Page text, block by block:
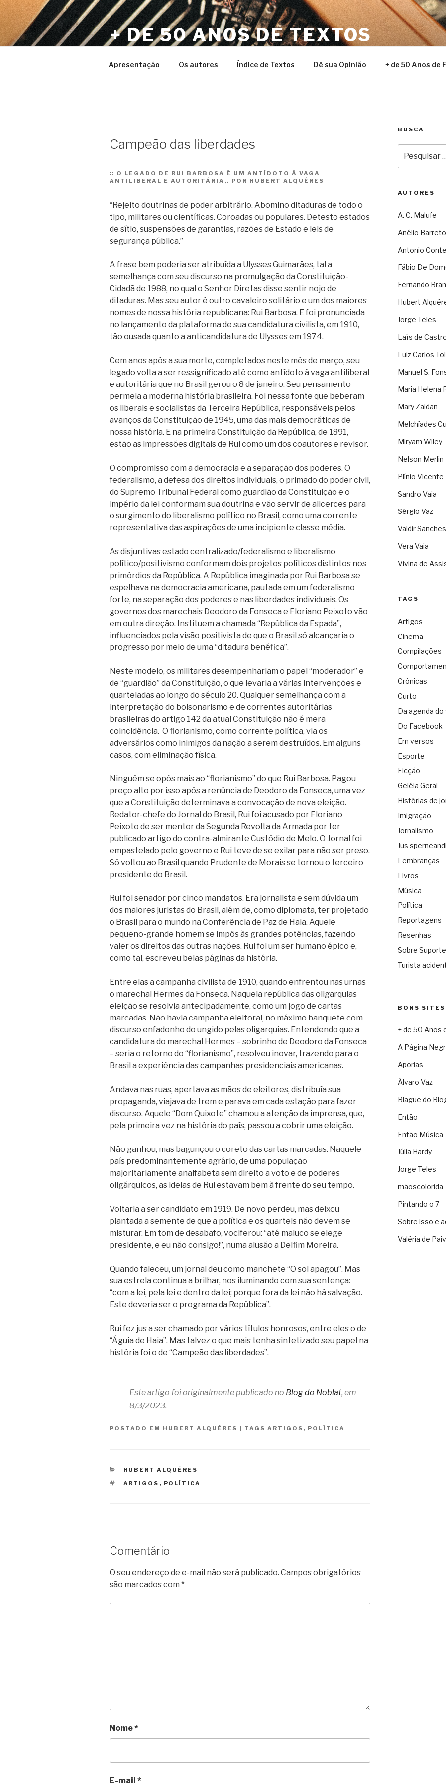
Pular
para
o
conteúdo
+ DE 50 ANOS DE TEXTOS
Apresentação Os autores Índice de Textos Dê sua Opinião + de 50 Anos de
Campeão das liberdades
:: O LEGADO DE RUI BARBOSA É UM ANTÍDOTO À VAGA
ANTILIBERAL E AUTORITÁRIA,. POR HUBERT ALQUÉRES
“Rejeito doutrinas de poder arbitrário. Abomino ditaduras de todo o
tipo, militares ou científicas. Coroadas ou populares. Detesto estados
de sítio, suspensões de garantias, razões de Estado e leis de
segurança pública.”
A frase bem poderia ser atribuída a Ulysses Guimarães, tal a
semelhança com seu discurso na promulgação da Constituição-
Cidadã de 1988, no qual o Senhor Diretas disse sentir nojo de
ditaduras. Mas seu autor é outro cavaleiro solitário e um dos maiores
nomes de nossa história republicana: Rui Barbosa. E foi pronunciada
no lançamento da plataforma de sua candidatura civilista, em 1910,
tão ousada quanto a anticandidatura de Ulysses em 1974.
Cem anos após a sua morte, completados neste mês de março, seu
legado volta a ser ressignificado até como antídoto à vaga antiliberal
e autoritária que no Brasil gerou o 8 de janeiro. Seu pensamento
permeia a moderna história brasileira. Foi nessa fonte que beberam
os liberais e socialistas da Terceira República, responsáveis pelos
avanços da Constituição de 1945, uma das mais democráticas de
nossa história. E na primeira Constituição da República, de 1891,
estão as impressões digitais de Rui como um dos coautores e revisor.
O compromisso com a democracia e a separação dos poderes. O
federalismo, a defesa dos direitos individuais, o primado do poder civil,
do Supremo Tribunal Federal como guardião da Constituição e o
império da lei conformam sua doutrina e vão servir de alicerces para
o surgimento do liberalismo político no Brasil, como uma corrente
representativa das aspirações de uma incipiente classe média.
As disjuntivas estado centralizado/federalismo e liberalismo
político/positivismo conformam dois projetos políticos distintos nos
primórdios da República. A República imaginada por Rui Barbosa se
espelhava na democracia americana, pautada em um federalismo
forte, na separação dos poderes e nas liberdades individuais. Os
governos dos marechais Deodoro da Fonseca e Floriano Peixoto vão
em outra direção. Instituem a chamada “República da Espada”,
influenciados pela visão positivista de que o Brasil só alcançaria o
progresso por meio de uma “ditadura benéfica”.
Neste modelo, os militares desempenhariam o papel “moderador” e
de “guardião” da Constituição, o que levaria a várias intervenções e
quarteladas ao longo do século 20. Qualquer semelhança com a
interpretação do bolsonarismo e de correntes autoritárias
brasileiras do artigo 142 da atual Constituição não é mera
coincidência. O florianismo, como corrente política, via os
adversários como inimigos da nação a serem destruídos. Em alguns
casos, com eliminação física.
Ninguém se opôs mais ao “florianismo” do que Rui Barbosa. Pagou
preço alto por isso após a renúncia de Deodoro da Fonseca, uma vez
que a Constituição determinava a convocação de nova eleição.
Redator-chefe do Jornal do Brasil, Rui foi acusado por Floriano
Peixoto de ser mentor da Segunda Revolta da Armada por ter
publicado artigo do contra-almirante Custódio de Melo. O Jornal foi
empastelado pelo governo e Rui teve de se exilar para não ser preso.
Só voltou ao Brasil quando Prudente de Morais se tornou o terceiro
presidente do Brasil.
Rui foi senador por cinco mandatos. Era jornalista e sem dúvida um
dos maiores juristas do Brasil, além de, como diplomata, ter projetado
o Brasil para o mundo na Conferência de Paz de Haia. Aquele
pequeno-grande homem se impôs às grandes potências, fazendo
valer os direitos das outras nações. Rui foi um ser humano épico e,
como tal, escreveu belas páginas da história.
Entre elas a campanha civilista de 1910, quando enfrentou nas urnas
o marechal Hermes da Fonseca. Naquela república das oligarquias
eleição se resolvia antecipadamente, como um jogo de cartas
marcadas. Não havia campanha eleitoral, no máximo banquete com
discurso enfadonho do ungido pelas oligarquias. Entendendo que a
candidatura do marechal Hermes – sobrinho de Deodoro da Fonseca
– seria o retorno do “florianismo”, resolveu inovar, trazendo para o
Brasil a experiência das campanhas presidenciais americanas.
Andava nas ruas, apertava as mãos de eleitores, distribuía sua
propaganda, viajava de trem e parava em cada estação para fazer
discurso. Aquele “Dom Quixote” chamou a atenção da imprensa, que,
pela primeira vez na história do país, passou a cobrir uma eleição.
Não ganhou, mas bagunçou o coreto das cartas marcadas. Naquele
país predominantemente agrário, de uma população
majoritariamente analfabeta sem direito a voto e de poderes
oligárquicos, as ideias de Rui estavam bem à frente do seu tempo.
Voltaria a ser candidato em 1919. De novo perdeu, mas deixou
plantada a semente de que a política e os quarteis não devem se
misturar. Em tom de desabafo, vociferou: “até maluco se elege
presidente, e eu não consigo!”, numa alusão a Delfim Moreira.
Quando faleceu, um jornal deu como manchete “O sol apagou”. Mas
sua estrela continua a brilhar, nos iluminando com sua sentença:
“com a lei, pela lei e dentro da lei; porque fora da lei não há salvação.
Este deveria ser o programa da República”.
Rui fez jus a ser chamado por vários títulos honrosos, entre eles o de
“Águia de Haia”. Mas talvez o que mais tenha sintetizado seu papel na
história foi o de “Campeão das liberdades”.
Este artigo foi originalmente publicado no Blog do Noblat, em
8/3/2023.
POSTADO EM HUBERT ALQUÉRES | TAGS ARTIGOS , POLÍTICA
CATEGORIAS
HUBERT ALQUÉRES
TAGS
ARTIGOS , POLÍTICA
Comentário
O seu endereço de e-mail não será publicado. Campos obrigatórios
são marcados com *
Nome*
E-mail *
BUSCA
por:
AUTORES
A. C. Malufe
Anélio Barreto
Antonio
Fábio De
Fernando
Hubert
Jorge Teles
Laïs de Castro
Luiz Carlos
Manuel S.
Maria Helena
Mary Zaidan
Melchíades
Miryam Wiley
Nelson Merlin
Plínio Vicente
Sandro Vaia
Sérgio Vaz
Valdir Sanches
Vera Vaia
Vivina de
TAGS
Artigos
Cinema
Compilações
Crônicas
Curto
Da agenda do
Do Facebook
Em versos
Esporte
Ficção
Geléia Geral
Histórias de
Imigração
Jornalismo
Jus sperneandi
Lembranças
Livros
Música
Política
Reportagens
Resenhas
Sobre
Turista
BONS SITES
+ de 50 Anos
A Página
Aporias
Álvaro Vaz
Blague do
Então
Então Música
Júlia Hardy
Jorge Teles
mãoscolorida
Pintando o 7
Sobre isso e
Valéria de